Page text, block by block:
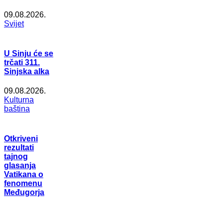
09.08.2026.
Svijet
U Sinju će se
trčati 311.
Sinjska alka
09.08.2026.
Kulturna
baština
Otkriveni
rezultati
tajnog
glasanja
Vatikana o
fenomenu
Međugorja